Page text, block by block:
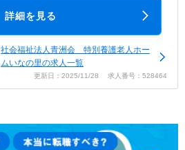
詳細を見る
社会福祉法人青洲会 特別養護老人ホー
ムいなの里の求人一覧
更新日：2025/11/28 求人番号：528464